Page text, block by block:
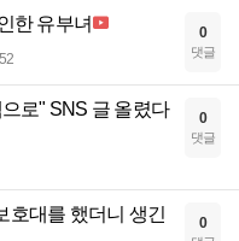
한 유부녀 0
댓글
로" SNS 글 올렸다
0
댓글
호대를 했더니 생긴
0